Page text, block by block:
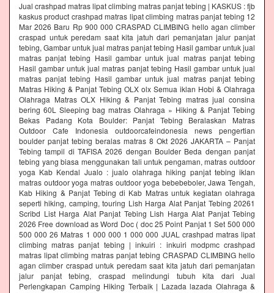
Jual crashpad matras lipat climbing matras panjat tebing | KASKUS : fjb
kaskus product crashpad matras lipat climbing matras panjat tebing 12
Mar 2026 Baru Rp 900 000 CRASPAD CLIMBING hello agan climber
craspad untuk peredam saat kita jatuh dari pemanjatan jalur panjat
tebing, Gambar untuk jual matras panjat tebing Hasil gambar untuk jual
matras panjat tebing Hasil gambar untuk jual matras panjat tebing
Hasil gambar untuk jual matras panjat tebing Hasil gambar untuk jual
matras panjat tebing Hasil gambar untuk jual matras panjat tebing
Matras Hiking & Panjat Tebing OLX olx Semua iklan Hobi & Olahraga
Olahraga Matras OLX Hiking & Panjat Tebing matras jual consina
bering 60L Sleeping bag matras Olahraga » Hiking & Panjat Tebing
Bekas Padang Kota Boulder: Panjat Tebing Beralaskan Matras
Outdoor Cafe Indonesia outdoorcafeindonesia news pengertian
boulder panjat tebing beralas matras 8 Okt 2026 JAKARTA – Panjat
Tebing tampil di TAFISA 2026 dengan Boulder Beda dengan panjat
tebing yang biasa menggunakan tali untuk pengaman, matras outdoor
yoga Kab Kendal Jualo : jualo olahraga hiking panjat tebing iklan
matras outdoor yoga matras outdoor yoga bebebeboler, Jawa Tengah,
Kab Hiking & Panjat Tebing di Kab Matras untuk kegiatan olahraga
seperti hiking, camping, touring Lish Harga Alat Panjat Tebing 20261
Scribd List Harga Alat Panjat Tebing Lish Harga Alat Panjat Tebing
2026 Free download as Word Doc ( doc 25 Point Panjat 1 Set 500 000
500 000 26 Matras 1 000 000 1 000 000 JUAL crashpad matras lipat
climbing matras panjat tebing | inkuiri : inkuiri modpmc crashpad
matras lipat climbing matras panjat tebing CRASPAD CLIMBING hello
agan climber craspad untuk peredam saat kita jatuh dari pemanjatan
jalur panjat tebing, craspad melindungi tubuh kita dari Jual
Perlengkapan Camping Hiking Terbaik | Lazada lazada Olahraga &